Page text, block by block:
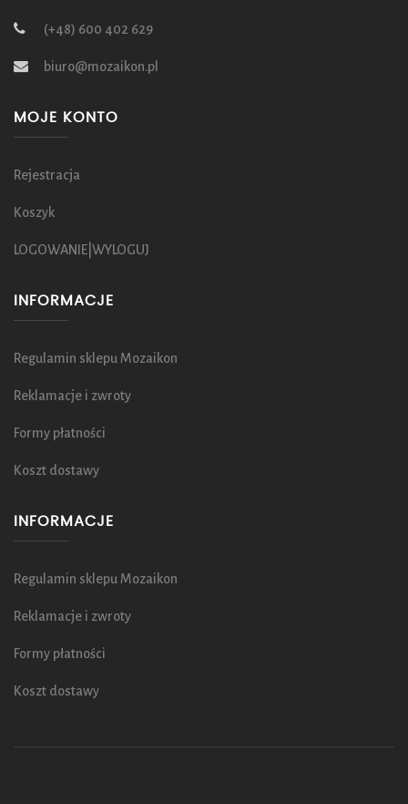
(+48) 600 402 629
biuro@mozaikon.pl
MOJE KONTO
Rejestracja
Koszyk
LOGOWANIE|WYLOGUJ
INFORMACJE
Regulamin sklepu Mozaikon
Reklamacje i zwroty
Formy płatności
Koszt dostawy
INFORMACJE
Regulamin sklepu Mozaikon
Reklamacje i zwroty
Formy płatności
Koszt dostawy